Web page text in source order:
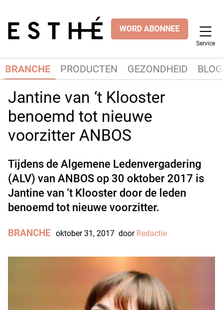
WORD ABONNEE
Service
BRANCHE PRODUCTEN GEZONDHEID
Jantine van ‘t Klooster
benoemd tot nieuwe
voorzitter ANBOS
Tijdens de Algemene Ledenvergadering
(ALV) van ANBOS op 30 oktober 2017 is
Jantine van ‘t Klooster door de leden
benoemd tot nieuwe voorzitter.
BRANCHE oktober 31, 2017 door Redactie